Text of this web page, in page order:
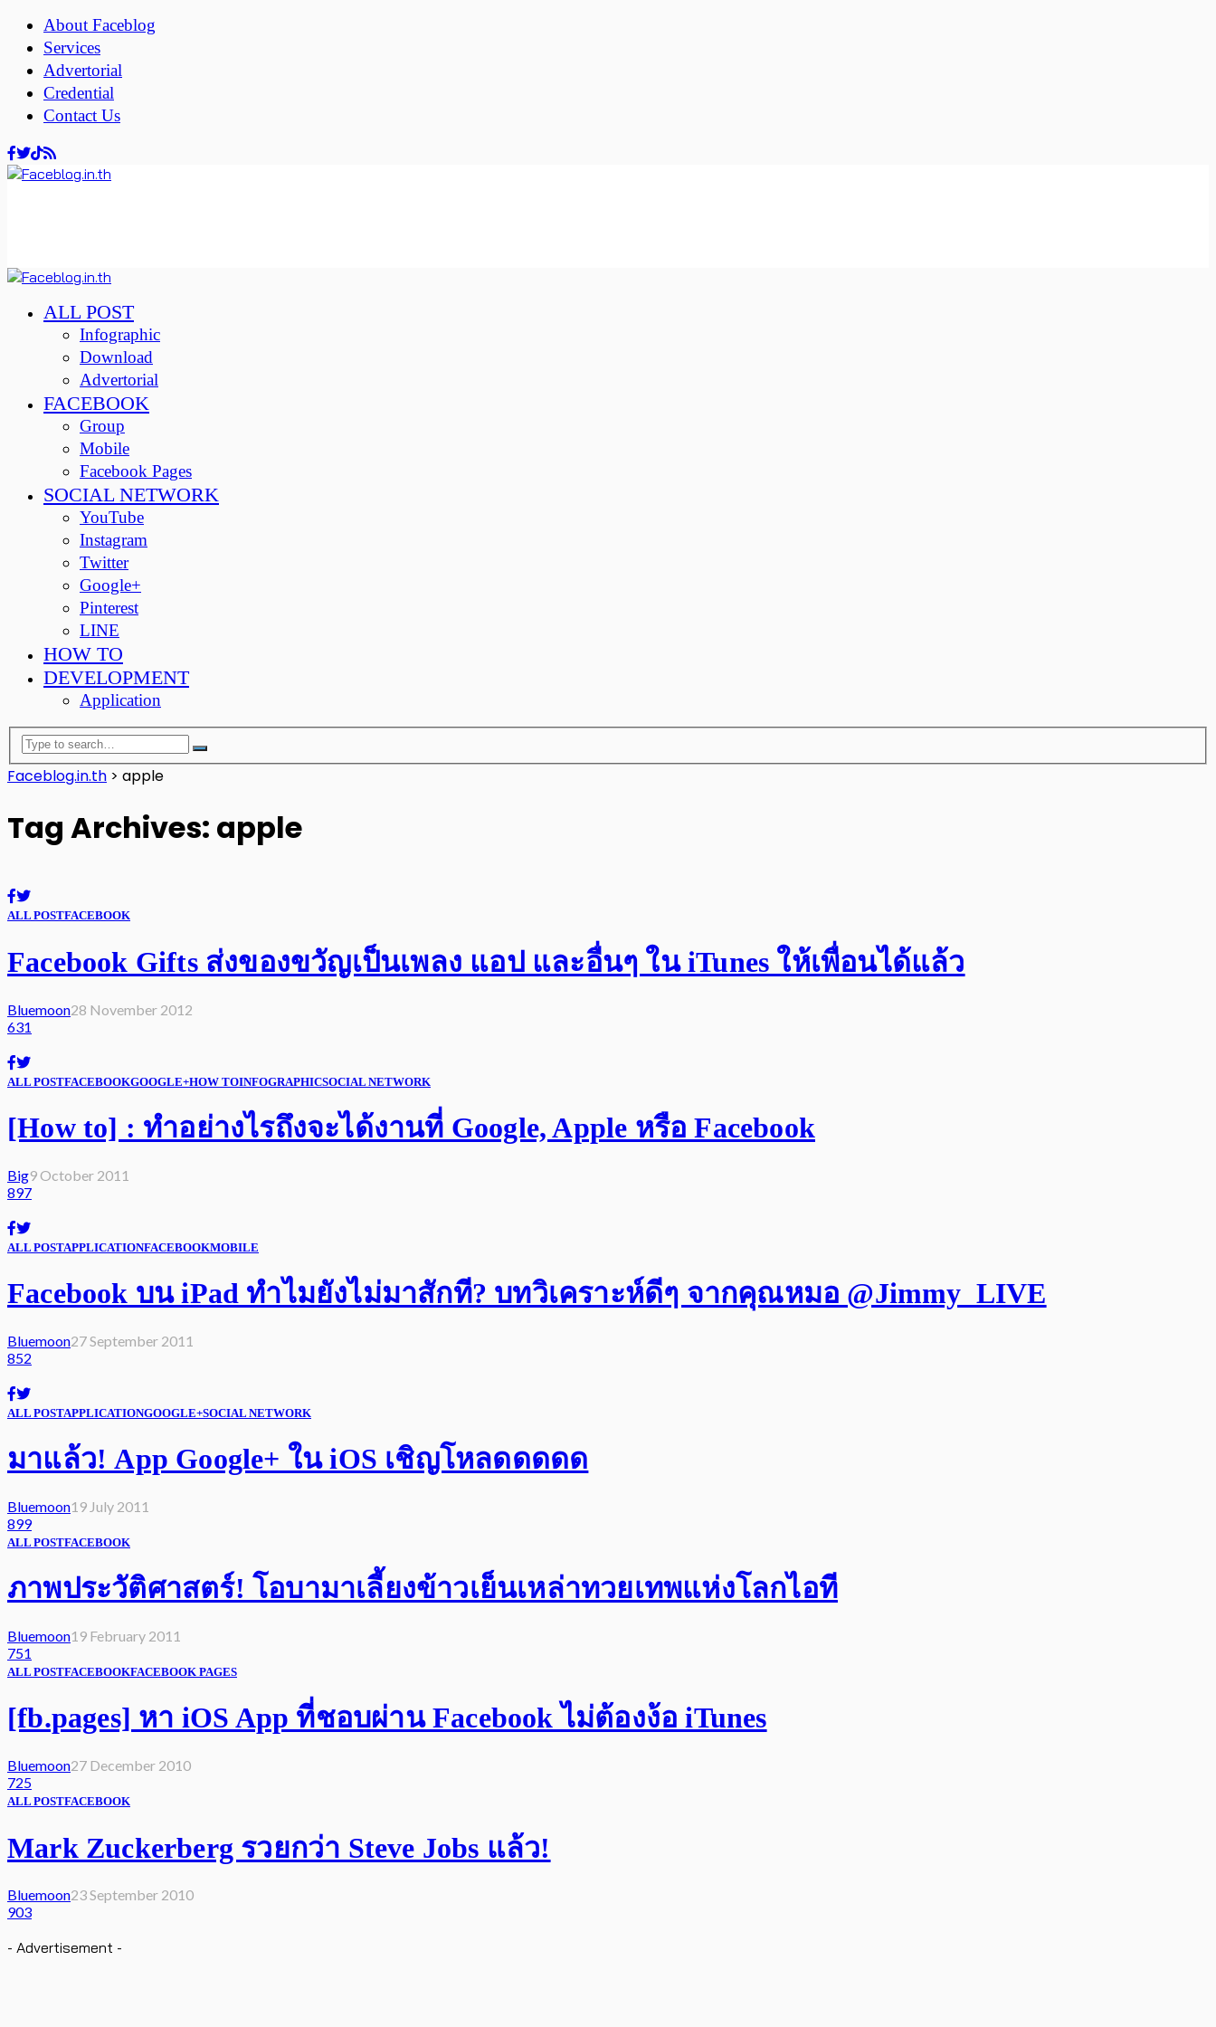
About Faceblog
Services
Advertorial
Credential
Contact Us
ALL POST
Infographic
Download
Advertorial
FACEBOOK
Group
Mobile
Facebook Pages
SOCIAL NETWORK
YouTube
Instagram
Twitter
Google+
Pinterest
LINE
HOW TO
DEVELOPMENT
Application
Faceblog.in.th > apple
Tag Archives: apple
ALL POSTFACEBOOK
Facebook Gifts ส่งของขวัญเป็นเพลง แอป และอื่นๆ ใน iTunes ให้เพื่อนได้แล้ว
Bluemoon28 November 2012
631
ALL POSTFACEBOOKGOOGLE+HOW TOINFOGRAPHICSOCIAL NETWORK
[How to] : ทำอย่างไรถึงจะได้งานที่ Google, Apple หรือ Facebook
Big9 October 2011
897
ALL POSTAPPLICATIONFACEBOOKMOBILE
Facebook บน iPad ทำไมยังไม่มาสักที? บทวิเคราะห์ดีๆ จากคุณหมอ @Jimmy_LIVE
Bluemoon27 September 2011
852
ALL POSTAPPLICATIONGOOGLE+SOCIAL NETWORK
มาแล้ว! App Google+ ใน iOS เชิญโหลดดดดด
Bluemoon19 July 2011
899
ALL POSTFACEBOOK
ภาพประวัติศาสตร์! โอบามาเลี้ยงข้าวเย็นเหล่าทวยเทพแห่งโลกไอที
Bluemoon19 February 2011
751
ALL POSTFACEBOOKFACEBOOK PAGES
[fb.pages] หา iOS App ที่ชอบผ่าน Facebook ไม่ต้องง้อ iTunes
Bluemoon27 December 2010
725
ALL POSTFACEBOOK
Mark Zuckerberg รวยกว่า Steve Jobs แล้ว!
Bluemoon23 September 2010
903
- Advertisement -